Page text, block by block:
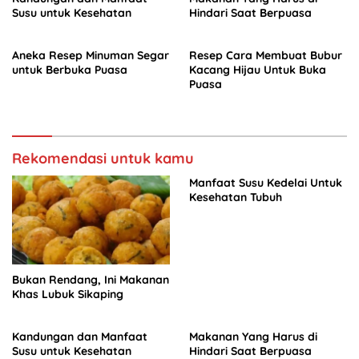
Susu untuk Kesehatan
Hindari Saat Berpuasa
Aneka Resep Minuman Segar
untuk Berbuka Puasa
Resep Cara Membuat Bubur
Kacang Hijau Untuk Buka
Puasa
Rekomendasi untuk kamu
Bukan Rendang, Ini Makanan
Khas Lubuk Sikaping
Manfaat Susu Kedelai Untuk
Kesehatan Tubuh
Kandungan dan Manfaat
Susu untuk Kesehatan
Makanan Yang Harus di
Hindari Saat Berpuasa